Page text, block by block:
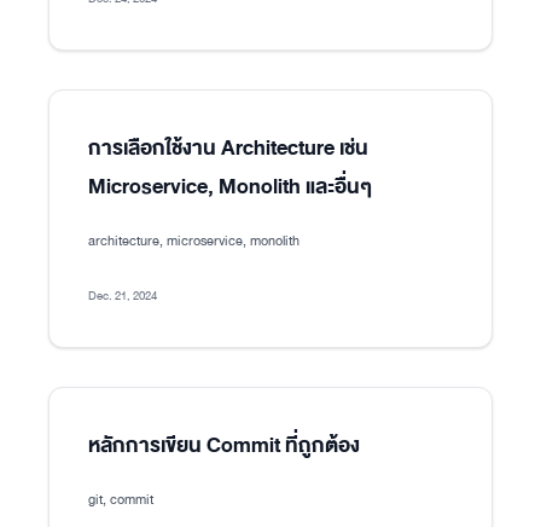
การเลือกใช้งาน Architecture เช่น
Microservice, Monolith และอื่นๆ
architecture, microservice, monolith
Dec. 21, 2024
หลักการเขียน Commit ที่ถูกต้อง
git, commit